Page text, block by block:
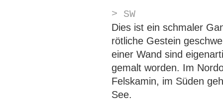
> SW
Dies ist ein schmaler
rötliche Gestein
einer Wand sind
gemalt worden. Im
Felskamin, im Süden
See.